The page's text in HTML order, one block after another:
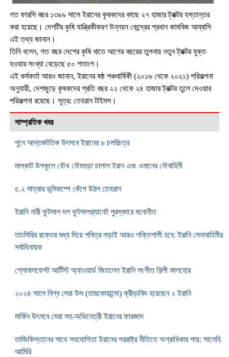
গত ফারসি বছর ১৩৯৯ সালে ইরানের কৃষকদের কাছে ২৭ হাজার ট্রাক্টর হস্তান্তর
করা হয়েছে। দেশটির কৃষি যান্ত্রিকীকরণ উন্নয়ন কেন্দ্রের প্রধান কামবিজ আব্বাসি
এই তথ্য জানান।
তিনি বলেন, গত বছর দেশের কৃষি খাতে আগের বছরের তুলনায় নতুন ট্রাক্টর যুক্ত
হওয়ার সংখ্যা বেড়েছে ৫০ শতাংশ।
এই কর্মকর্তা আরও জানান, ইরানের ষষ্ঠ পঞ্চবার্ষিকী (২০১৬ থেকে ২০২১) পরিকল্পনা
অনুযায়ী, দেশজুড়ে কৃষকদের প্রতি বছর ২২ থেকে ২৪ হাজার ট্রাক্টর তুলে দেওয়ার
পরিকল্পনা রয়েছে। সূত্র: তেহরান টাইমস।
সাম্প্রতিক খবর
পুনে আন্তর্জাতিক উৎসবে ইরানের ৬ চলচ্চিত্র
মাস্কাট উপকূলে যৌথ নৌমহড়া চালাল ইরান এবং ওমানের নৌবাহিনী
৫.২ মাত্রার ভূমিকম্পে কেঁপে উঠল তেহরান
ইরানি নারী ফুটসাল দল ফুটসালপ্ল্যানেট পুরস্কারে মনোনীত
তাংসিরির রক্তের মধ্য দিয়ে পবিত্র লড়াই আরও শক্তিশালী হবে: ইরানি সেনাবাহিনীর
সর্বাধিনায়ক
গ্লোবালফেস্ট আর্টিস্ট অ্যাওয়ার্ড জিতলেন ইরানি সংগীত শিল্পী কালহোর
২০২৪ সালে বিশ্ব সেরা উশু (তায়কোয়ান্দো) ক্রীড়াবিদ হয়েছেন ২ ইরানি
মার্কিন উৎসবে সেরা সহ-অভিনেত্রী ইরানের ফারজাদ
তাজিকিস্তানের সাথে সহযোগিতা ইরানের পররাষ্ট্র নীতিতে অগ্রাধিকার পায়: সালেহি
আমিরি